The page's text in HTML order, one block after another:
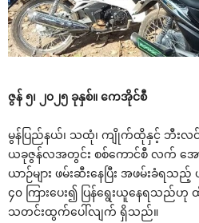
ဇွန် ၅၊ ၂၀၂၅ ခုနှစ်။ ကေအိုင်စီ
မွန်ပြည်နယ်၊ သထုံ၊ ကျိုက်ထိုနှင့် ဘီးလင်
ယခုဇွန်လအတွင်း စစ်ကောင်စီ လက် အေ
ယာဉ်များ ဖမ်းဆီးနေပြီး အဖမ်းခံရသ
၄၀ ကြားပေး၍ ပြန်ရွေးယူနေရသည်ဟု
သတင်းထွက်ပေါ်လျက် ရှိသည်။